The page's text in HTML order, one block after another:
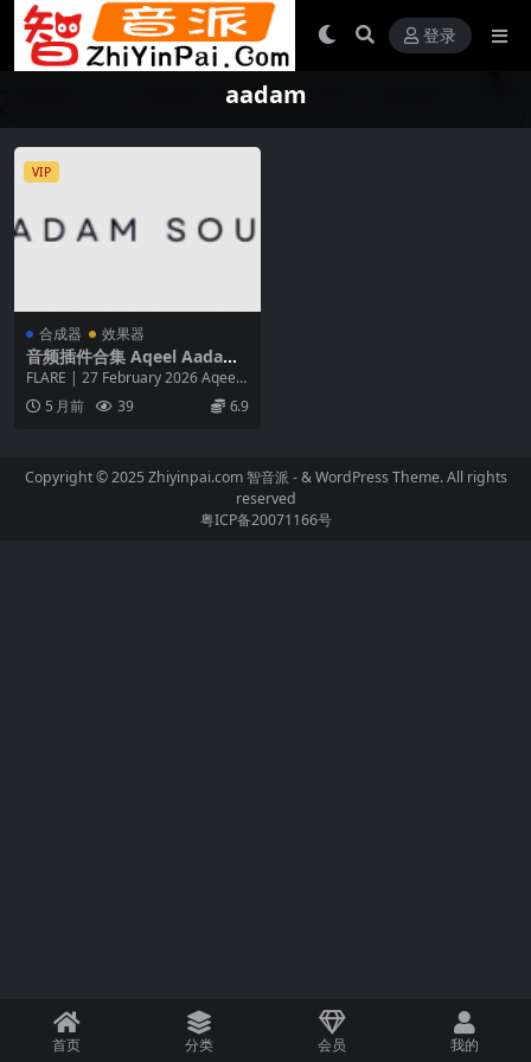
登录
aadam
VIP
合成器 效果器
音频插件合集 Aqeel Aadam
Sound Plugin Bundle v202
6.01 macOS [U2B]-FLARE
FLARE | 27 February 2026 Aqeel
Aadam Sou...
5 月前 39 6.9
Copyright © 2025 Zhiyinpai.com智音派 - & WordPress Theme. All rights
reserved
粤ICP备20071166号
首页 分类 会员 我的